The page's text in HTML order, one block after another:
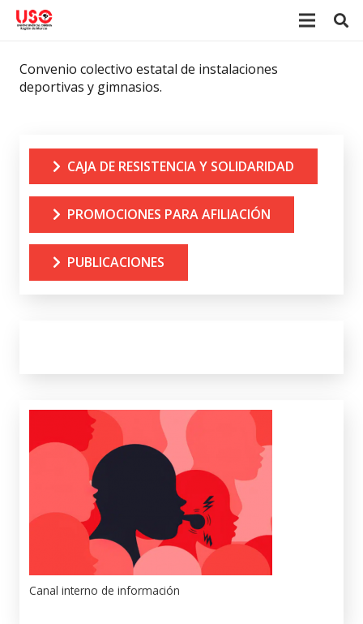
Convenio colectivo estatal de instalaciones
deportivas y gimnasios.
CAJA DE RESISTENCIA Y SOLIDARIDAD
PROMOCIONES PARA AFILIACIÓN
PUBLICACIONES
Canal interno de información